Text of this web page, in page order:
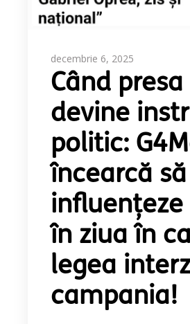
decembrie 6, 2025
Când presa
devine
politic:
încearcă să
în ziua în
legea
campania!